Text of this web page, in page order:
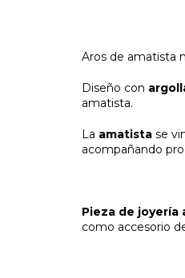
Aros de amatista
Diseño con
amatista.
La amatista se
acompañando
Pieza de
como accesorio